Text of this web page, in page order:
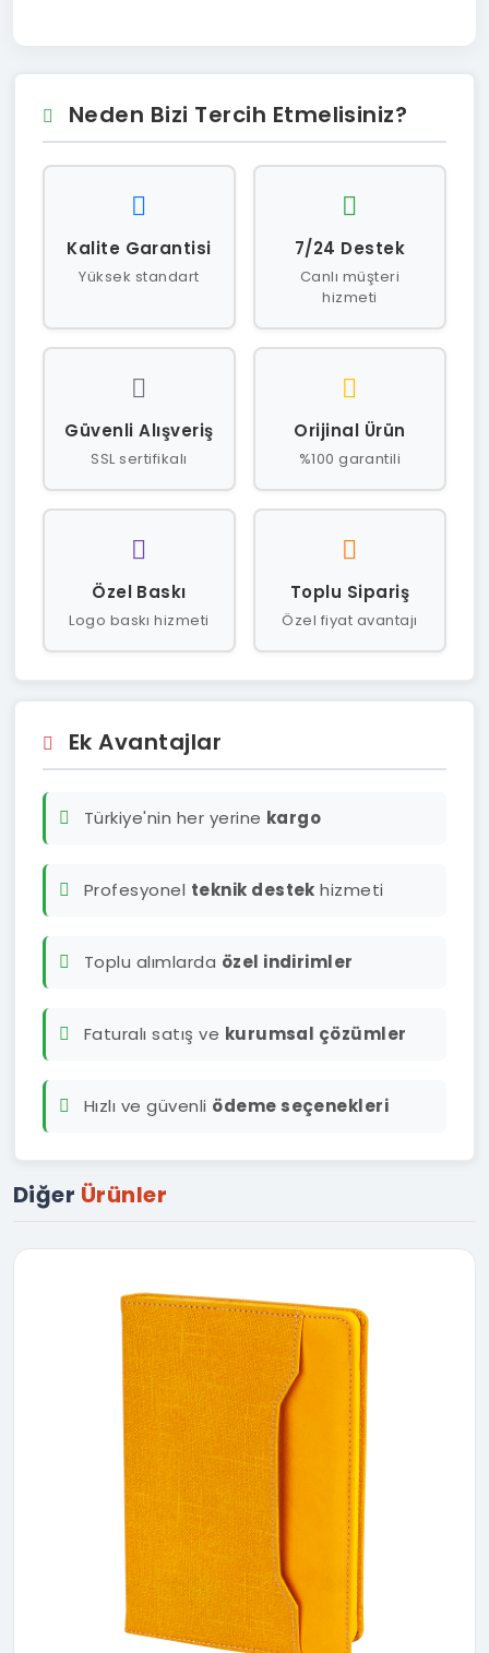
Neden Bizi Tercih Etmelisiniz?
Kalite Garantisi
Yüksek standart
7/24 Destek
Canlı müşteri
hizmeti
Güvenli Alışveriş
SSL sertifikalı
Orijinal Ürün
%100 garantili
Özel Baskı
Logo baskı hizmeti
Toplu Sipariş
Özel fiyat avantajı
Ek Avantajlar
Türkiye'nin her yerine kargo
Profesyonel teknik destek hizmeti
Toplu alımlarda özel indirimler
Faturalı satış ve kurumsal çözümler
Hızlı ve güvenli ödeme seçenekleri
Diğer Ürünler